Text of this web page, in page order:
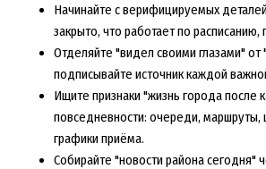
Начинайте с верифицируемых
закрыто, что работает по расписанию,
Отделяйте "видел своими глазами" от
подписывайте источник каждой
Ищите признаки "жизнь города после
повседневности: очереди, маршруты,
графики приёма.
Собирайте "новости района сегодня"